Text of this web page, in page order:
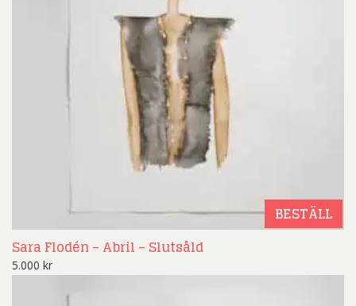
BESTÄLL
Sara Flodén – Abril – Slutsåld
5.000 kr